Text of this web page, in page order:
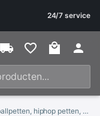
24/7 service
Crocosport snapback petten, baseballpetten, hiphop petten, goedkope petten voor mannen en vrouwen, gorras hoeden met gebogen rand, damage petten